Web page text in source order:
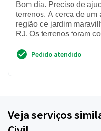
Bom dia. Preciso de
terrenos. A cerca de um
região de jardim
RJ. Os terrenos foram
Pedido atendido
Veja serviços